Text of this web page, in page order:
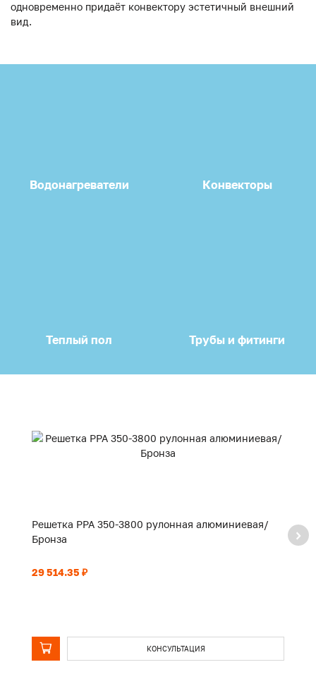
одновременно придаёт конвектору эстетичный внешний
вид.
Водонагреватели Конвекторы
Теплый пол Трубы и фитинги
Решетка PPA 350-3800 рулонная алюминиевая/
Бронза
29 514.35 ₽
КОНСУЛЬТАЦИЯ